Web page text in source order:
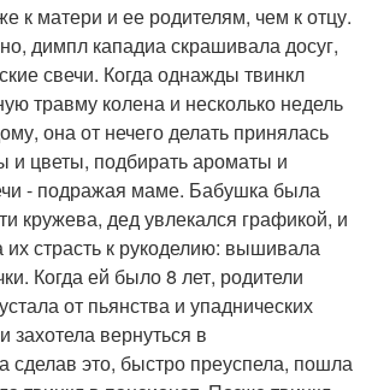
к матери и ее родителям, чем к отцу.
димпл кападиа скрашивала досуг,
свечи. Когда однажды твинкл
травму колена и несколько недель
она от нечего делать принялась
и цветы, подбирать ароматы и
- подражая маме. Бабушка была
кружева, дед увлекался графикой, и
их страсть к рукоделию: вышивала
Когда ей было 8 лет, родители
от пьянства и упаднических
захотела вернуться в
сделав это, быстро преуспела, пошла